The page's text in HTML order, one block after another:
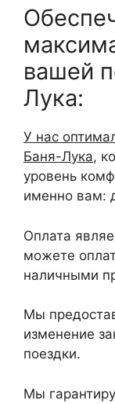
вашей
Лука:
У нас
Баня-Лука,
уровень
именно вам:
Оплата
можете
наличными
Мы
изменение
поездки.
Мы